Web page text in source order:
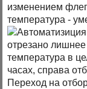
изменением
температура -
отрезано
температура в
часах, справа
Переход на